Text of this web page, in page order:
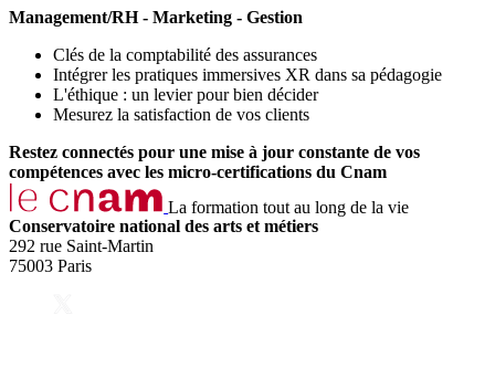
Management/RH - Marketing - Gestion
Clés de la comptabilité des assurances
Intégrer les pratiques immersives XR dans sa pédagogie
L'éthique : un levier pour bien décider
Mesurez la satisfaction de vos clients
Restez connectés pour une mise à jour constante de vos
compétences avec les micro-certifications du Cnam
La formation tout au long de la vie
Conservatoire national des arts et métiers
292 rue Saint-Martin
75003 Paris